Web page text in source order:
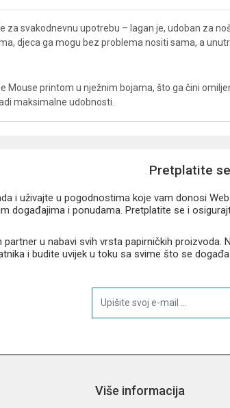
za svakodnevnu upotrebu – lagan je, udoban za
djeca ga mogu bez problema nositi sama, a
Mouse printom u nježnim bojama, što ga čini
maksimalne udobnosti.
Pretplatite
i uživajte u pogodnostima koje vam donosi
događajima i ponudama. Pretplatite se i
u nabavi svih vrsta papirničkih
i budite uvijek u toku sa svime što se
Više informacija